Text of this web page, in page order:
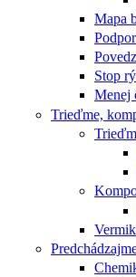
Mapa
Stop
Menej
Trieďme,